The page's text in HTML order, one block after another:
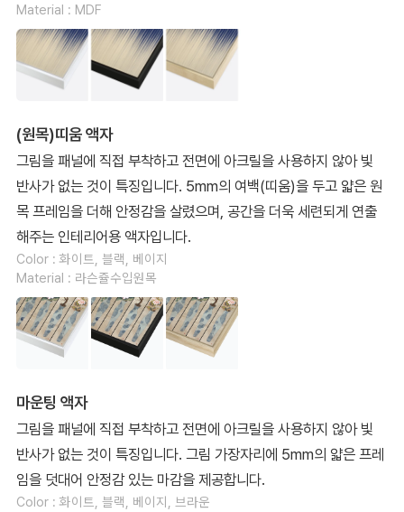
Material : MDF
(원목)띠움 액자
그림을 패널에 직접 부착하고 전면에 아크릴을 사용하지 않아 빛
반사가 없는 것이 특징입니다. 5mm의 여백(띠움)을 두고 얇은 원
목 프레임을 더해 안정감을 살렸으며, 공간을 더욱 세련되게 연출
해주는 인테리어용 액자입니다.
Color : 화이트, 블랙, 베이지
Material : 라슨쥴수입원목
마운팅 액자
그림을 패널에 직접 부착하고 전면에 아크릴을 사용하지 않아 빛
반사가 없는 것이 특징입니다. 그림 가장자리에 5mm의 얇은 프레
임을 덧대어 안정감 있는 마감을 제공합니다.
Color : 화이트, 블랙, 베이지, 브라운